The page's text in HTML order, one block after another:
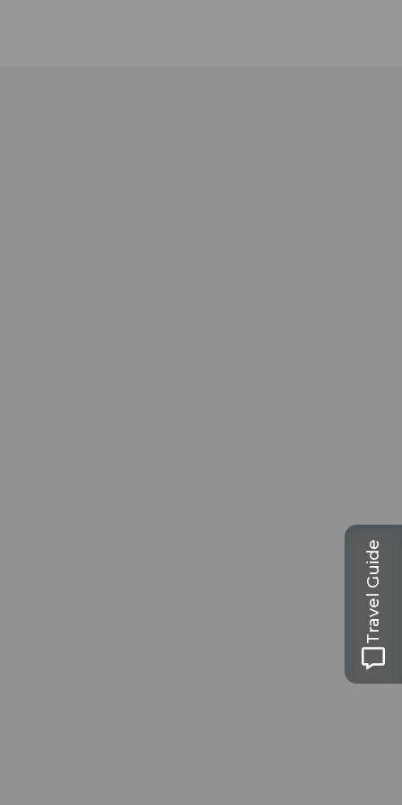
Travel Guide